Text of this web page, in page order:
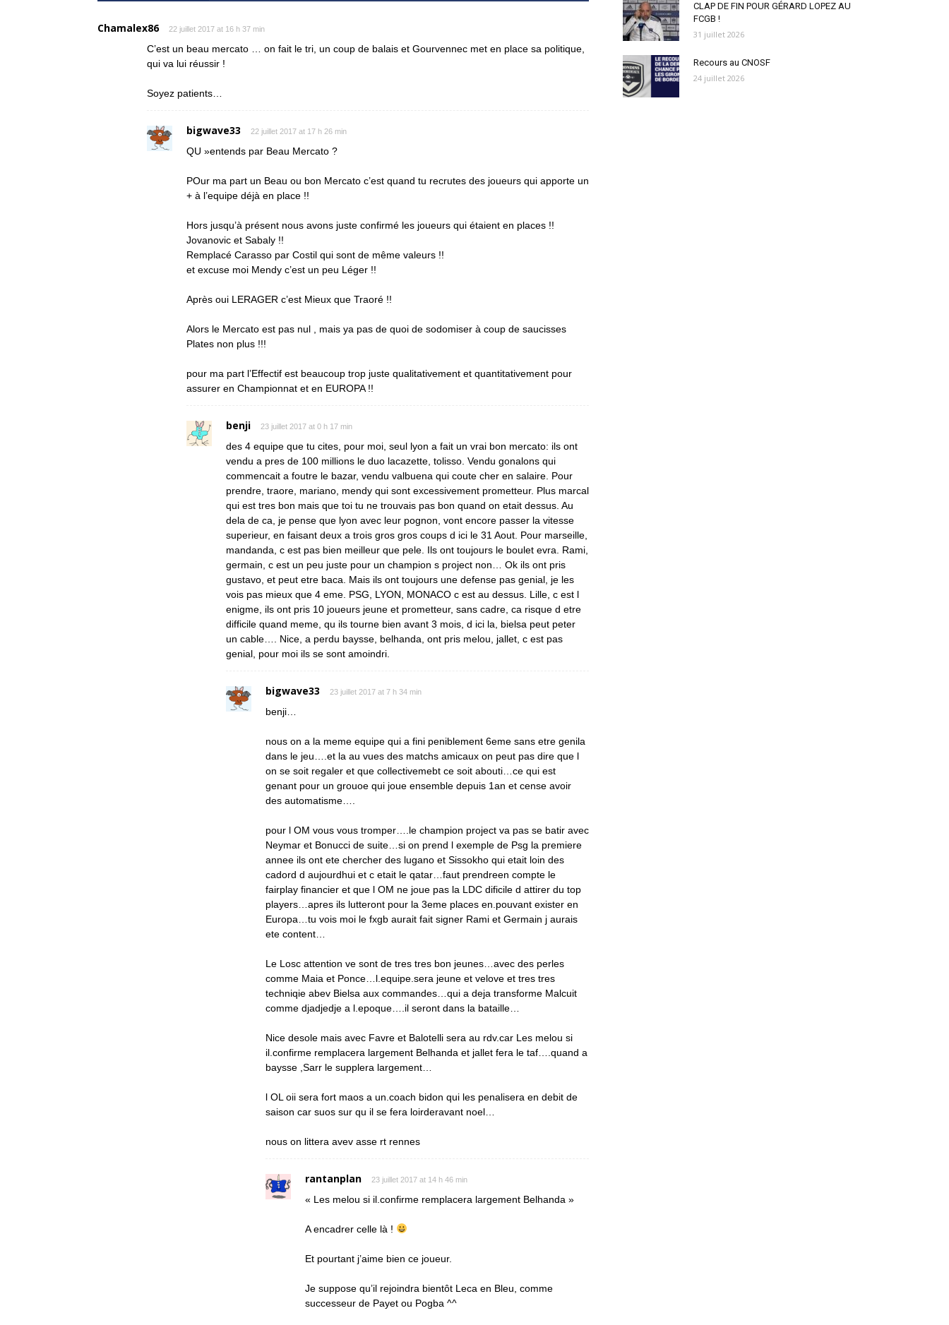
Chamalex86 22 juillet 2017 at 16 h 37 min
C’est un beau mercato … on fait le tri, un coup de balais et Gourvennec met en place sa politique,
qui va lui réussir !
Soyez patients…
bigwave33 22 juillet 2017 at 17 h 26 min
QU »entends par Beau Mercato ?
POur ma part un Beau ou bon Mercato c’est quand tu recrutes des joueurs qui apporte un
+ à l’equipe déjà en place !!
Hors jusqu’à présent nous avons juste confirmé les joueurs qui étaient en places !!
Jovanovic et Sabaly !!
Remplacé Carasso par Costil qui sont de même valeurs !!
et excuse moi Mendy c’est un peu Léger !!
Après oui LERAGER c’est Mieux que Traoré !!
Alors le Mercato est pas nul , mais ya pas de quoi de sodomiser à coup de saucisses
Plates non plus !!!
pour ma part l’Effectif est beaucoup trop juste qualitativement et quantitativement pour
assurer en Championnat et en EUROPA !!
benji 23 juillet 2017 at 0 h 17 min
des 4 equipe que tu cites, pour moi, seul lyon a fait un vrai bon mercato: ils ont
vendu a pres de 100 millions le duo lacazette, tolisso. Vendu gonalons qui
commencait a foutre le bazar, vendu valbuena qui coute cher en salaire. Pour
prendre, traore, mariano, mendy qui sont excessivement prometteur. Plus marcal
qui est tres bon mais que toi tu ne trouvais pas bon quand on etait dessus. Au
dela de ca, je pense que lyon avec leur pognon, vont encore passer la vitesse
superieur, en faisant deux a trois gros gros coups d ici le 31 Aout. Pour marseille,
mandanda, c est pas bien meilleur que pele. Ils ont toujours le boulet evra. Rami,
germain, c est un peu juste pour un champion s project non… Ok ils ont pris
gustavo, et peut etre baca. Mais ils ont toujours une defense pas genial, je les
vois pas mieux que 4 eme. PSG, LYON, MONACO c est au dessus. Lille, c est l
enigme, ils ont pris 10 joueurs jeune et prometteur, sans cadre, ca risque d etre
difficile quand meme, qu ils tourne bien avant 3 mois, d ici la, bielsa peut peter
un cable…. Nice, a perdu baysse, belhanda, ont pris melou, jallet, c est pas
genial, pour moi ils se sont amoindri.
bigwave33 23 juillet 2017 at 7 h 34 min
benji…
nous on a la meme equipe qui a fini peniblement 6eme sans etre genila
dans le jeu….et la au vues des matchs amicaux on peut pas dire que l
on se soit regaler et que collectivemebt ce soit abouti…ce qui est
genant pour un grouoe qui joue ensemble depuis 1an et cense avoir
des automatisme….
pour l OM vous vous tromper….le champion project va pas se batir avec
Neymar et Bonucci de suite…si on prend l exemple de Psg la premiere
annee ils ont ete chercher des lugano et Sissokho qui etait loin des
cadord d aujourdhui et c etait le qatar…faut prendreen compte le
fairplay financier et que l OM ne joue pas la LDC dificile d attirer du top
players…apres ils lutteront pour la 3eme places en.pouvant exister en
Europa…tu vois moi le fxgb aurait fait signer Rami et Germain j aurais
ete content…
Le Losc attention ve sont de tres tres bon jeunes…avec des perles
comme Maia et Ponce…l.equipe.sera jeune et velove et tres tres
techniqie abev Bielsa aux commandes…qui a deja transforme Malcuit
comme djadjedje a l.epoque….il seront dans la bataille…
Nice desole mais avec Favre et Balotelli sera au rdv.car Les melou si
il.confirme remplacera largement Belhanda et jallet fera le taf….quand a
baysse ,Sarr le supplera largement…
l OL oii sera fort maos a un.coach bidon qui les penalisera en debit de
saison car suos sur qu il se fera loirderavant noel…
nous on littera avev asse rt rennes
rantanplan 23 juillet 2017 at 14 h 46 min
« Les melou si il.confirme remplacera largement Belhanda »
A encadrer celle là !
Et pourtant j’aime bien ce joueur.
Je suppose qu’il rejoindra bientôt Leca en Bleu, comme
successeur de Payet ou Pogba ^^
CLAP DE FIN POUR GÉRARD LOPEZ AU
FCGB !
31 juillet 2026
Recours au CNOSF
24 juillet 2026